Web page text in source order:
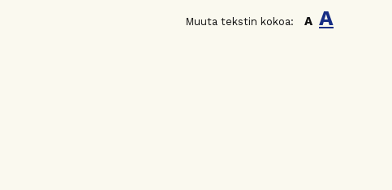
Muuta tekstin kokoa: A A